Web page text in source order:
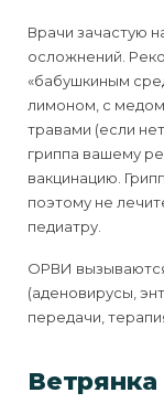
Врачи зачастую
осложнений.
«бабушкиным
лимоном, с
травами (если
гриппа вашему
вакцинацию.
поэтому не
педиатру.
ОРВИ
(аденовирусы,
передачи,
Ветрянка